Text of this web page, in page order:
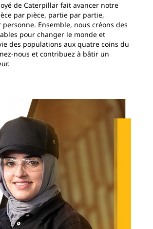
de Caterpillar fait avancer notre
par pièce, partie par partie,
Ensemble, nous créons des
pour changer le monde et
des populations aux quatre coins du
nous et contribuez à bâtir un